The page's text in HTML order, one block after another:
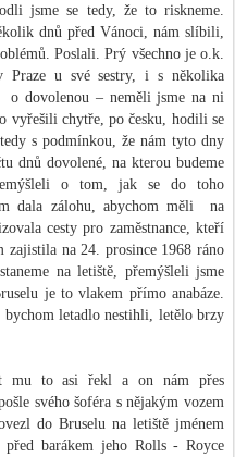
jsme se tedy, že to riskneme.
dnů před Vánoci, nám slíbili,
Poslali. Prý všechno je o.k.
Praze u své sestry, i s několika
o dovolenou – neměli jsme na ni
vyřešili chytře, po česku, hodili se
s podmínkou, že nám tyto dny
dnů dovolené, na kterou budeme
o tom, jak se do toho
dala zálohu, abychom měli
na
cesty pro zaměstnance, kteří
zajistila na 24. prosince 1968 ráno
na letiště, přemýšleli jsme
je to vlakem přímo anabáze.
bychom letadlo nestihli, letělo brzy
mu to asi řekl a on nám přes
svého šoféra s nějakým vozem
do Bruselu na letiště jménem
barákem jeho Rolls - Royce